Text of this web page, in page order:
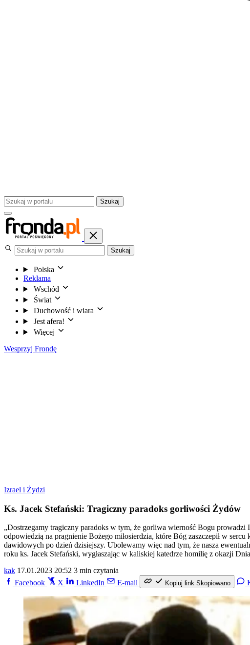
Szukaj
Szukaj
Polska
Reklama
Wschód
Świat
Duchowość i wiara
Jest afera!
Więcej
Wesprzyj Frondę
Izrael i Żydzi
Ks. Jacek Stefański: Tragiczny paradoks gorliwości Żydów
„Dostrzegamy tragiczny paradoks w tym, że gorliwa wierność Bogu prowadzi
odpowiedzią na pragnienie Bożego miłosierdzia, które Bóg zaszczepił w
dawidowych po dzień dzisiejszy. Ubolewamy więc nad tym, że nasza
roku ks. Jacek Stefański, wygłaszając w kaliskiej katedrze homilię z okazji
kak 17.01.2023 20:52 3 min czytania
Facebook
X LinkedIn E-mail Kopiuj link Skopiowano